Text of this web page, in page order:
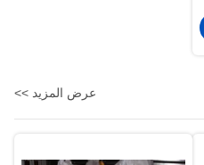
عرض المزيد >>